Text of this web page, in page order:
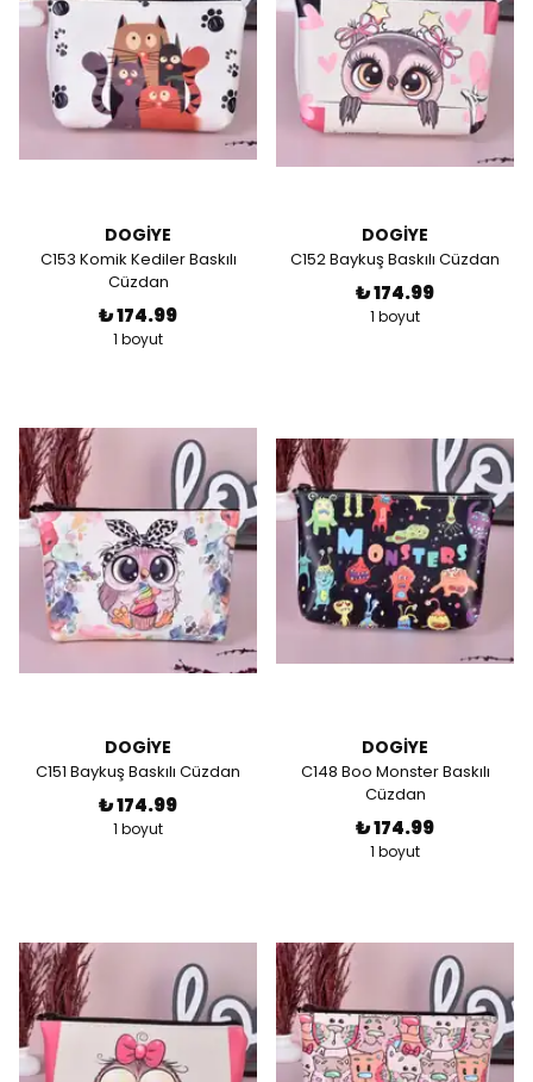
DOGİYE
C153 Komik Kediler Baskılı
Cüzdan
₺ 174.99
1 boyut
DOGİYE
C152 Baykuş Baskılı Cüzdan
₺ 174.99
1 boyut
DOGİYE
C151 Baykuş Baskılı Cüzdan
₺ 174.99
1 boyut
DOGİYE
C148 Boo Monster Baskılı
Cüzdan
₺ 174.99
1 boyut